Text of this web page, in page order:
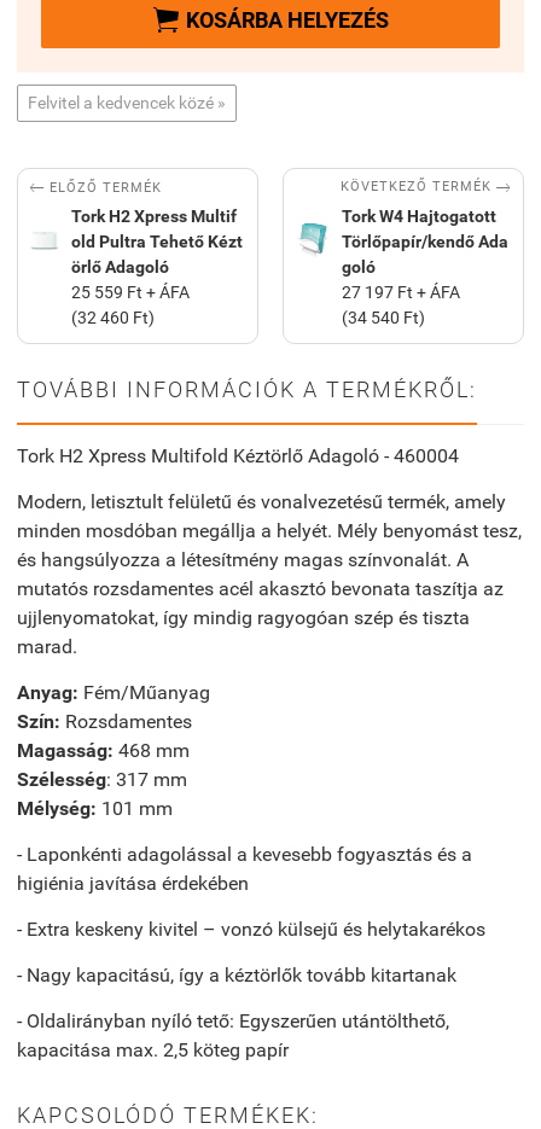
 KOSÁRBA HELYEZÉS
Felvitel a kedvencek közé »
 ELŐZŐ TERMÉK
Tork H2 Xpress Multif
old Pultra Tehető Kézt
örlő Adagoló
25 559 Ft + ÁFA
(32 460 Ft)
KÖVETKEZŐ TERMÉK 
Tork W4 Hajtogatott
Törlőpapír/kendő Ada
goló
27 197 Ft + ÁFA
(34 540 Ft)
TOVÁBBI INFORMÁCIÓK A TERMÉKRŐL:
Tork H2 Xpress Multifold Kéztörlő Adagoló - 460004
Modern, letisztult felületű és vonalvezetésű termék, amely
minden mosdóban megállja a helyét. Mély benyomást tesz,
és hangsúlyozza a létesítmény magas színvonalát. A
mutatós rozsdamentes acél akasztó bevonata taszítja az
ujjlenyomatokat, így mindig ragyogóan szép és tiszta
marad.
Anyag: Fém/Műanyag
Szín: Rozsdamentes
Magasság: 468 mm
Szélesség: 317 mm
Mélység: 101 mm
- Laponkénti adagolással a kevesebb fogyasztás és a
higiénia javítása érdekében
- Extra keskeny kivitel – vonzó külsejű és helytakarékos
- Nagy kapacitású, így a kéztörlők tovább kitartanak
- Oldalirányban nyíló tető: Egyszerűen utántölthető,
kapacitása max. 2,5 köteg papír
KAPCSOLÓDÓ TERMÉKEK: